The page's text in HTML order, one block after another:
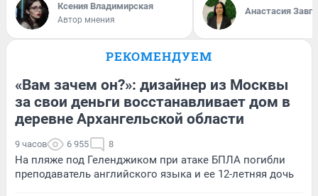
Ксения Владимирская
Автор мнения
Анастасия
РЕКОМЕНДУЕМ
«Вам зачем он?»: дизайнер из Москвы
за свои деньги восстанавливает дом в
деревне Архангельской области
9 часов 6 955 8
На пляже под Геленджиком при атаке БПЛА погибли
преподаватель английского языка и ее 12-летняя дочь